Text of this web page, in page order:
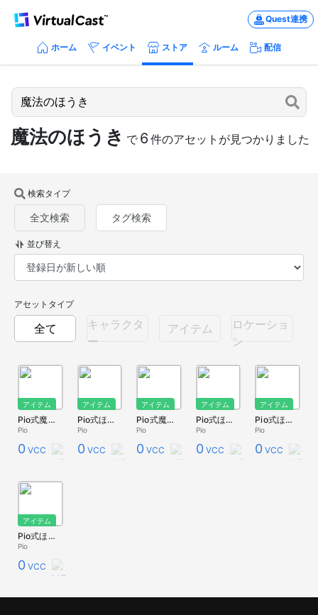
Quest連携
ホーム イベント ストア ルーム 配信
魔法のほうき で 6件のアセットが見つかりました
検索タイプ
全文検索 タグ検索
並び替え
アセットタイプ
全て
キャラクタ
ー
アイテム
ロケーショ
ン
アイテム
Pio式魔法のほうき(CandyCane)
Pio
0 VCC
アイテム
Pio式ほうきCane
Pio
0 VCC
アイテム
Pio式魔法のほうき(Slide)
Pio
0 VCC
アイテム
Pio式ほうきHighS
Pio
0 VCC
アイテム
Pio式ほうきPractice
Pio
0 VCC
アイテム
Pio式ほうきPlain
Pio
0 VCC